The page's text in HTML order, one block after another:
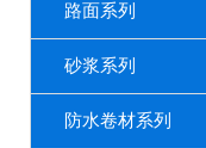
路面系列
砂浆系列
防水卷材系列